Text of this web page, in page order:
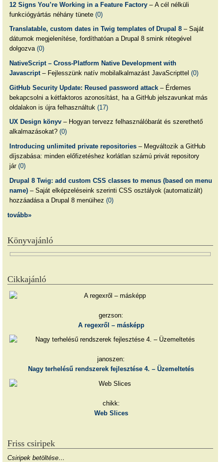
12 Signs You’re Working in a Feature Factory– A cél nélküli
funkciógyártás néhány tünete (0)
Translatable, custom dates in Twig templates of Drupal 8– Saját
dátumok megjelenítése, fordíthatóan a Drupal 8 smink rétegével
dolgozva (0)
NativeScript – Cross-Platform Native Development with
Javascript– Fejlesszünk natív mobilalkalmazást JavaScripttel (0)
GitHub Security Update: Reused password attack– Érdemes
bekapcsolni a kétfaktoros azonosítást, ha a GitHub jelszavunkat más
oldalakon is újra felhasználtuk (17)
UX Design könyv– Hogyan tervezz felhasználóbarát és szerethető
alkalmazásokat? (0)
Introducing unlimited private repositories– Megváltozik a GitHub
díjszabása: minden előfizetéshez korlátlan számú privát repository
jár (0)
Drupal 8 Twig: add custom CSS classes to menus (based on menu
name)– Saját elképzeléseink szerinti CSS osztályok (automatizált)
hozzáadása a Drupal 8 menüihez (0)
tovább»
Könyvajánló
Cikkajánló
gerzson:
A regexről – másképp
janoszen:
Nagy terhelésű rendszerek fejlesztése 4. – Üzemeltetés
chikk:
Web Slices
Friss csiripek
Csiripek betöltése…